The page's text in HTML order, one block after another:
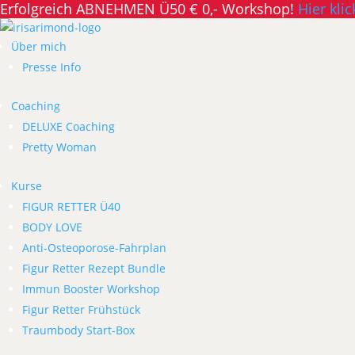
Erfolgreich ABNEHMEN Ü50 € 0,- Workshop! Hier
Über mich
Presse Info
Coaching
DELUXE Coaching
Pretty Woman
Kurse
FIGUR RETTER Ü40
BODY LOVE
Anti-Osteoporose-Fahrplan
Figur Retter Rezept Bundle
Immun Booster Workshop
Figur Retter Frühstück
Traumbody Start-Box